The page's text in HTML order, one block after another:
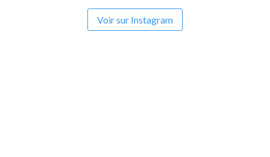
Voir sur Instagram